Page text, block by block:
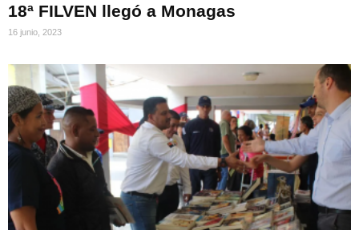
18ª FILVEN llegó a Monagas
16 junio, 2023